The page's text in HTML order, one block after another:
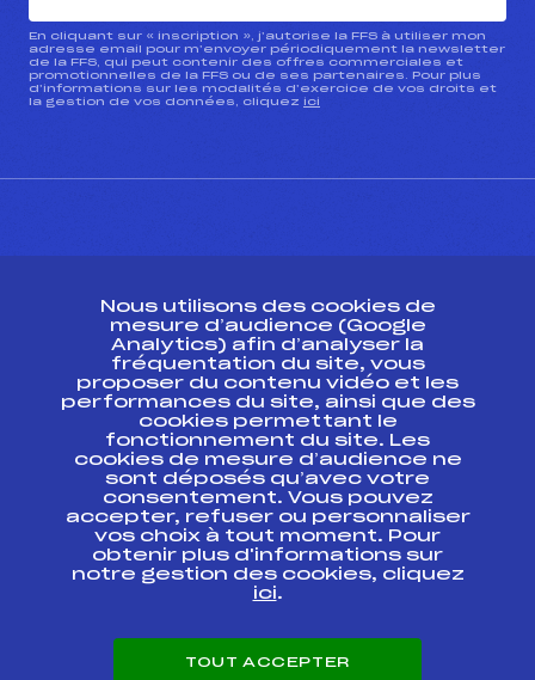
En cliquant sur « inscription », j’autorise la FFS à utiliser mon
adresse email pour m’envoyer périodiquement la newsletter
de la FFS, qui peut contenir des offres commerciales et
promotionnelles de la FFS ou de ses partenaires. Pour plus
d’informations sur les modalités d’exercice de vos droits et
la gestion de vos données, cliquez ici
Ressources
Pass’Neige
Projet sportif fédéral
Projet de performance fédéral
Antidopage
Pôle Développement, Formation, Suivi
Scientifique
Listes ministérielles
Pôle vie de l’athlète
Enseignement professionnel
Nous utilisons des cookies de
mesure d’audience (Google
Analytics) afin d’analyser la
fréquentation du site, vous
proposer du contenu vidéo et les
performances du site, ainsi que des
cookies permettant le
fonctionnement du site. Les
cookies de mesure d’audience ne
sont déposés qu’avec votre
consentement. Vous pouvez
accepter, refuser ou personnaliser
vos choix à tout moment. Pour
obtenir plus d'informations sur
notre gestion des cookies, cliquez
ici.
TOUT ACCEPTER